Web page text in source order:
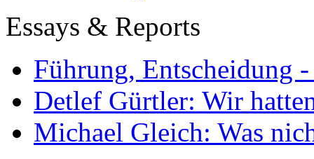
Essays & Reports
Führung, Entscheidung
Detlef Gürtler: Wir
Michael Gleich: Was